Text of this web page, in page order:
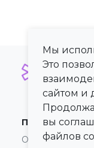
ПроКлинику
О сервисе
Мы
Это
сайтом и
вы
файлов